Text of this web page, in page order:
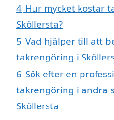
4 Hur mycket kostar
Sköllersta?
5 Vad hjälper till att
takrengöring i
6 Sök efter en
takrengöring i andra
Sköllersta